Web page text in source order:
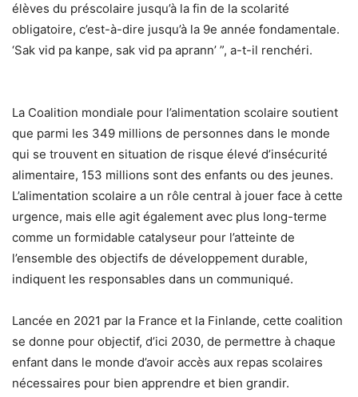
élèves du préscolaire jusqu’à la fin de la scolarité
obligatoire, c’est-à-dire jusqu’à la 9e année fondamentale.
‘Sak vid pa kanpe, sak vid pa aprann’ ”, a-t-il renchéri.
La Coalition mondiale pour l’alimentation scolaire soutient
que parmi les 349 millions de personnes dans le monde
qui se trouvent en situation de risque élevé d’insécurité
alimentaire, 153 millions sont des enfants ou des jeunes.
L’alimentation scolaire a un rôle central à jouer face à cette
urgence, mais elle agit également avec plus long-terme
comme un formidable catalyseur pour l’atteinte de
l’ensemble des objectifs de développement durable,
indiquent les responsables dans un communiqué.
Lancée en 2021 par la France et la Finlande, cette coalition
se donne pour objectif, d’ici 2030, de permettre à chaque
enfant dans le monde d’avoir accès aux repas scolaires
nécessaires pour bien apprendre et bien grandir.